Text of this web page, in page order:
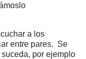
a los
entre pares. Se
por ejemplo